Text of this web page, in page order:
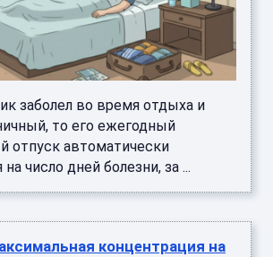
заболел во время отдыха и
то его ежегодный
отпуск автоматически
число дней болезни, за ...
концентрация на